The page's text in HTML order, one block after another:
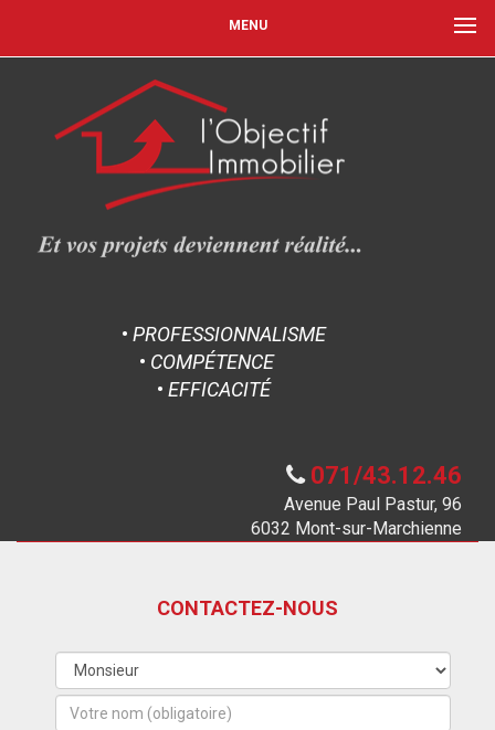
MENU
• PROFESSIONNALISME
• COMPÉTENCE
• EFFICACITÉ
071/43.12.46
Avenue Paul Pastur, 96
6032 Mont-sur-Marchienne
CONTACTEZ-NOUS